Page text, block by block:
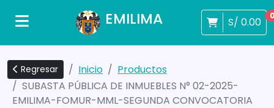
EMILIMA S/ 0.00
Regresar Inicio
Productos
SUBASTA PÚBLICA DE INMUEBLES N° 02-2025-
EMILIMA-FOMUR-MML-SEGUNDA CONVOCATORIA